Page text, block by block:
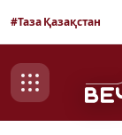
#Таза Қазақстан